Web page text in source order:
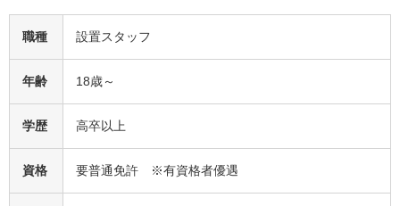
職種 設置スタッフ
年齢 18歳～
学歴 高卒以上
資格 要普通免許 ※有資格者優遇